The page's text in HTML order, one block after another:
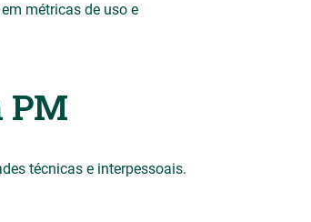
métricas de uso e
PM
técnicas e interpessoais.